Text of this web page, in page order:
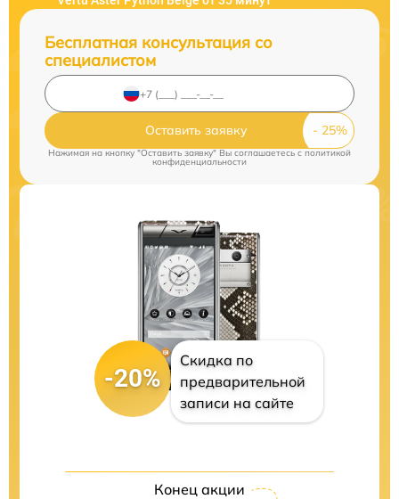
Бесплатная консультация со
специалистом
Оставить заявку
Нажимая на кнопку "Оставить заявку" Вы соглашаетесь cполитикой
конфиденциальности
-20%
Скидка по
предварительной
записи на сайте
Конец акции